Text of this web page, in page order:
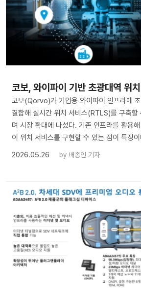
코보, 와이파이 기반 초광대역 위
코보(Qorvo)가 기업용 와이파이 인프라에
결합해 실시간 위치 서비스(RTLS)를 구축할
며 시장 확대에 나섰다. 기존 인프라를 활용
이 위치 서비스를 구현할 수 있는 점이 특징
2026.05.26
by 배종인 기자